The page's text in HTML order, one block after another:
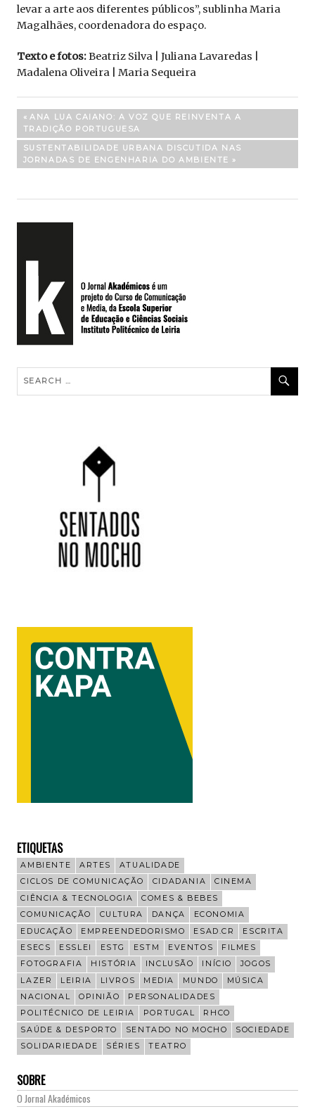
levar a arte aos diferentes públicos”, sublinha Maria
Magalhães, coordenadora do espaço.
Texto e fotos:Beatriz Silva | Juliana Lavaredas |
Madalena Oliveira | Maria Sequeira
Navegação
de
artigos
PREVIOUS
POST:
ANA LUA CAIANO: A VOZ QUE REINVENTA A
TRADIÇÃO PORTUGUESA
NEXT
POST:
SUSTENTABILIDADE URBANA DISCUTIDA NAS
JORNADAS DE ENGENHARIA DO AMBIENTE
ETIQUETAS
AMBIENTE ARTES
ATUALIDADE
CICLOS DE COMUNICAÇÃO
CIDADANIA
CINEMA
CIÊNCIA & TECNOLOGIA
COMES & BEBES
COMUNICAÇÃO
CULTURA DANÇA
ECONOMIA
EDUCAÇÃO
EMPREENDEDORISMO ESAD.CR
ESCRITA
ESECS
ESSLEI ESTG ESTM EVENTOS
FILMES
FOTOGRAFIA
HISTÓRIA INCLUSÃO INÍCIO
JOGOS
LAZER
LEIRIA LIVROS MEDIA MUNDO
MÚSICA
NACIONAL
OPINIÃO
PERSONALIDADES
POLITÉCNICO DE LEIRIA
PORTUGAL
RHCO
SAÚDE & DESPORTO
SENTADO NO MOCHO
SOCIEDADE
SOLIDARIEDADE
SÉRIES TEATRO
SOBRE
O Jornal Akadémicos